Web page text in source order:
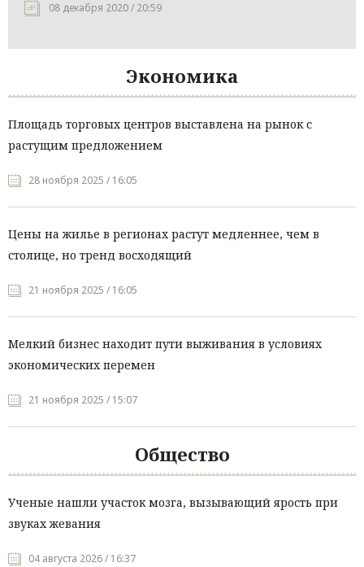
08 декабря 2020 / 20:59
Экономика
Площадь торговых центров выставлена на рынок с
растущим предложением
28 ноября 2025 / 16:05
Цены на жилье в регионах растут медленнее, чем в
столице, но тренд восходящий
21 ноября 2025 / 16:05
Мелкий бизнес находит пути выживания в условиях
экономических перемен
21 ноября 2025 / 15:07
Общество
Ученые нашли участок мозга, вызывающий ярость при
звуках жевания
04 августа 2026 / 16:37